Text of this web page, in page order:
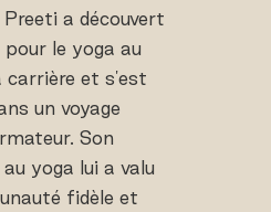
a découvert
le yoga au
carrière et s'est
un voyage
Son
yoga lui a valu
fidèle et